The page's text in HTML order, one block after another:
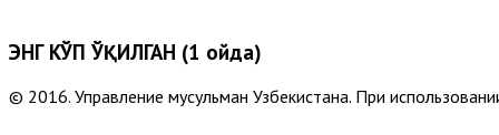
ЭНГ КЎП ЎҚИЛГАН (1 ойда)
© 2016. Управление мусульман Узбекистана. При